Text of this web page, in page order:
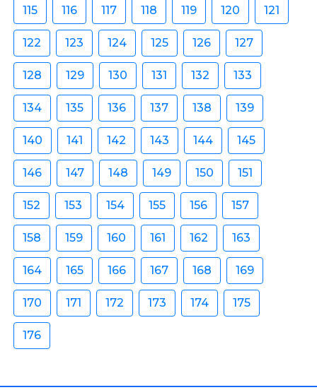
115 116 117 118 119 120 121
122 123 124 125 126 127
128 129 130 131 132 133
134 135 136 137 138 139
140 141 142 143 144 145
146 147 148 149 150 151
152 153 154 155 156 157
158 159 160 161 162 163
164 165 166 167 168 169
170 171 172 173 174 175
176